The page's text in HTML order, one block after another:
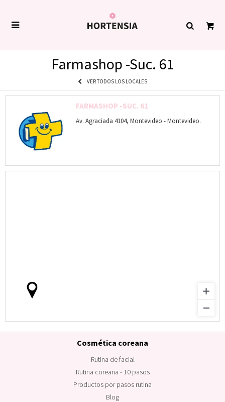

Farmashop -Suc. 61
VER TODOS LOS LOCALES
FARMASHOP -SUC. 61
Av. Agraciada 4104, Montevideo - Montevideo.
Cosmética coreana
Rutina de facial
Rutina coreana - 10 pasos
Productos por pasos rutina
Blog